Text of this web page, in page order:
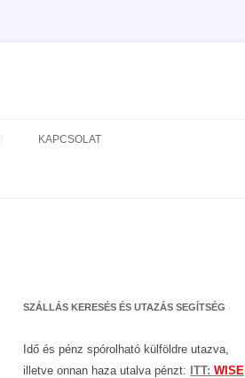
KAPCSOLAT
SZÁLLÁS KERESÉS ÉS UTAZÁS SEGÍTSÉG
Idő és pénz spórolható külföldre utazva,
illetve onnan haza utalva pénzt: ITT: WISE